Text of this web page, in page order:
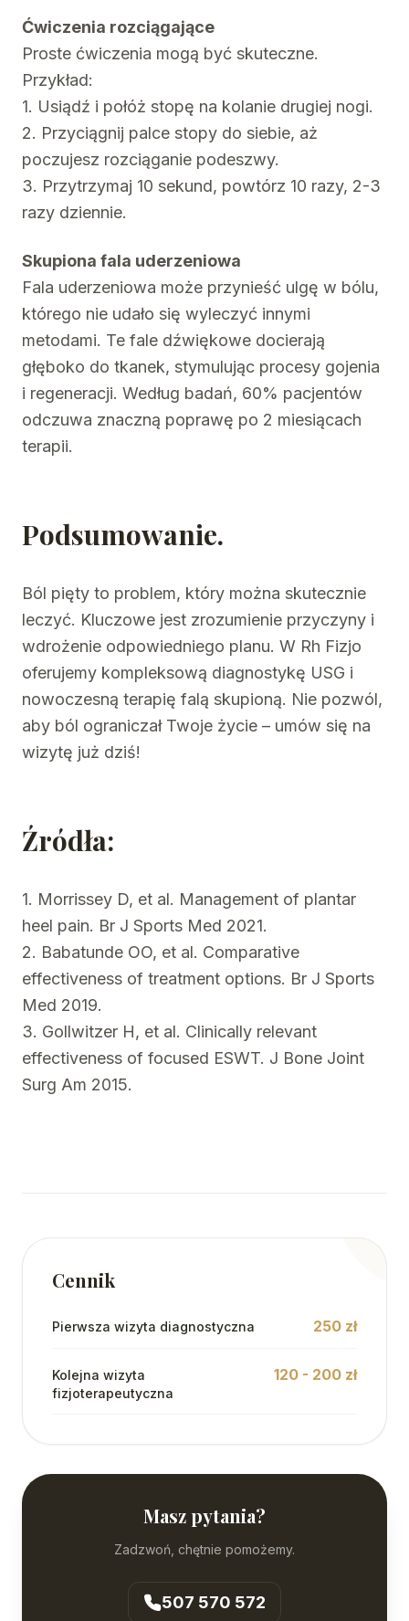
Ćwiczenia rozciągające
Proste ćwiczenia mogą być skuteczne.
Przykład:
1. Usiądź i połóż stopę na kolanie drugiej nogi.
2. Przyciągnij palce stopy do siebie, aż
poczujesz rozciąganie podeszwy.
3. Przytrzymaj 10 sekund, powtórz 10 razy, 2-3
razy dziennie.
Skupiona fala uderzeniowa
Fala uderzeniowa może przynieść ulgę w bólu,
którego nie udało się wyleczyć innymi
metodami. Te fale dźwiękowe docierają
głęboko do tkanek, stymulując procesy gojenia
i regeneracji. Według badań, 60% pacjentów
odczuwa znaczną poprawę po 2 miesiącach
terapii.
Podsumowanie.
Ból pięty to problem, który można skutecznie
leczyć. Kluczowe jest zrozumienie przyczyny i
wdrożenie odpowiedniego planu. W Rh Fizjo
oferujemy kompleksową diagnostykę USG i
nowoczesną terapię falą skupioną. Nie pozwól,
aby ból ograniczał Twoje życie – umów się na
wizytę już dziś!
Źródła:
1. Morrissey D, et al. Management of plantar
heel pain. Br J Sports Med 2021.
2. Babatunde OO, et al. Comparative
effectiveness of treatment options. Br J Sports
Med 2019.
3. Gollwitzer H, et al. Clinically relevant
effectiveness of focused ESWT. J Bone Joint
Surg Am 2015.
Cennik
Pierwsza wizyta diagnostyczna 250 zł
Kolejna wizyta
fizjoterapeutyczna
120 - 200 zł
Masz pytania?
Zadzwoń, chętnie pomożemy.
507 570 572